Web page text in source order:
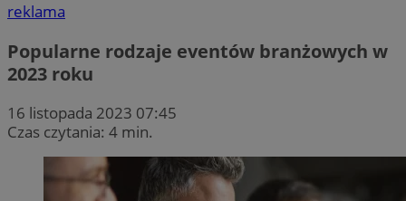
reklama
Popularne rodzaje eventów branżowych w
2023 roku
16 listopada 2023 07:45
Czas czytania: 4 min.